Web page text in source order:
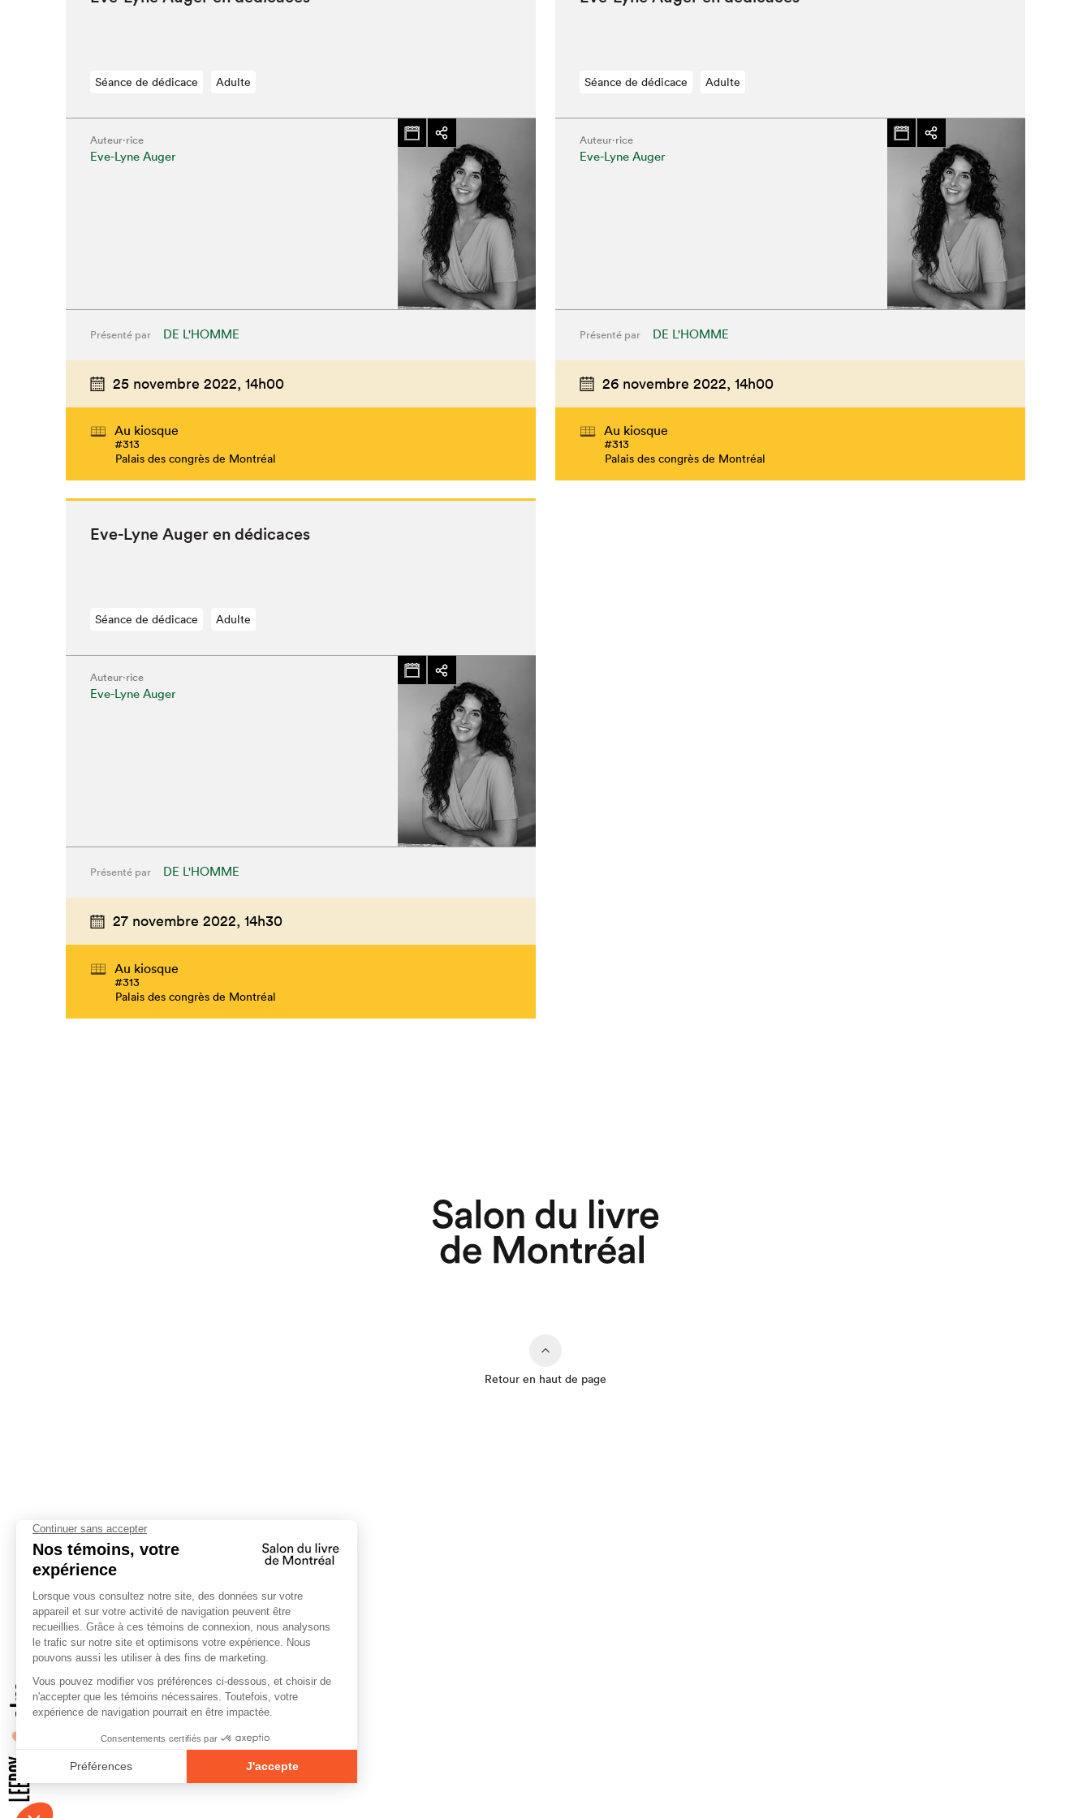
Que cherchez-vous?
Séance de dédicace Adulte
Auteur·rice
Eve-Lyne Auger
Présenté par DE L'HOMME
25 novembre 2022, 14h00
Au kiosque
#313
Palais des congrès de Montréal
Séance de dédicace Adulte
Auteur·rice
Eve-Lyne Auger
Présenté par DE L'HOMME
26 novembre 2022, 14h00
Au kiosque
#313
Palais des congrès de Montréal
Eve-Lyne Auger en dédicaces
Séance de dédicace Adulte
Auteur·rice
Eve-Lyne Auger
Présenté par DE L'HOMME
27 novembre 2022, 14h30
Au kiosque
#313
Palais des congrès de Montréal
Retour en haut de page